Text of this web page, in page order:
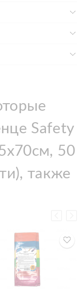
Safety
50
также